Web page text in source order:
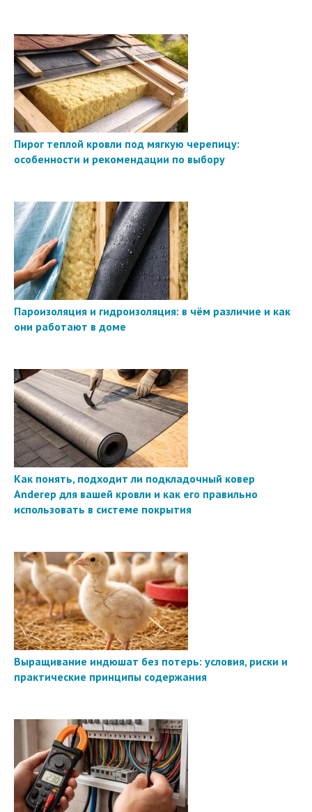
Пирог теплой кровли под мягкую черепицу:
особенности и рекомендации по выбору
Пароизоляция и гидроизоляция: в чём различие и как
они работают в доме
Как понять, подходит ли подкладочный ковер
Anderep для вашей кровли и как его правильно
использовать в системе покрытия
Выращивание индюшат без потерь: условия, риски и
практические принципы содержания